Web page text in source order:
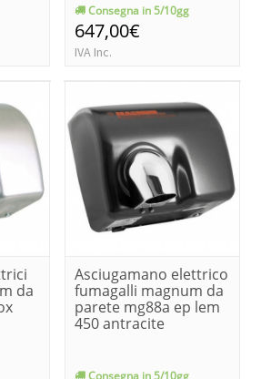
Consegna in 5/10gg
647,00€
IVA Inc.
da
Asciugamano elettrico
fumagalli magnum da
parete mg88a ep lem
450 antracite
Consegna in 5/10gg